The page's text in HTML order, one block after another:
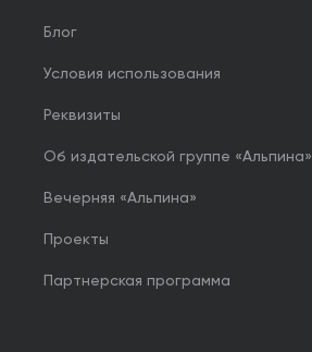
Блог
Условия использования
Реквизиты
Об издательской группе «Альпина»
Вечерняя «Альпина»
Проекты
Партнерская программа